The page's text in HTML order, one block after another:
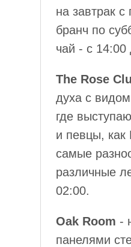
на завтрак
бранч по
чай - с 14:00
The Rose
духа с
где
и певцы,
самые
различные
02:00.
Oak Room -
панелями